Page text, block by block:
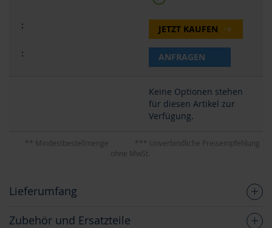
JETZT KAUFEN
ANFRAGEN
Keine Optionen stehen
für diesen Artikel zur
Verfügung.
** Mindestbestellmenge
*** Unverbindliche Preisempfehlung
ohne MwSt.
Lieferumfang
Zubehör und Ersatzteile